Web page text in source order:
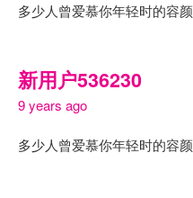
多少人曾爱慕你年轻时的容颜
新用户536230
9 years ago
多少人曾爱慕你年轻时的容颜